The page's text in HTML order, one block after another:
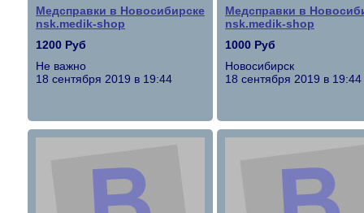
Медсправки в Новосибирске
nsk.medik-shop
1200 Руб
Не важно
18 сентября 2019 в 19:44
Медсправки в
nsk.medik-shop
1000 Руб
Новосибирск
18 сентября 2019 в 19:44